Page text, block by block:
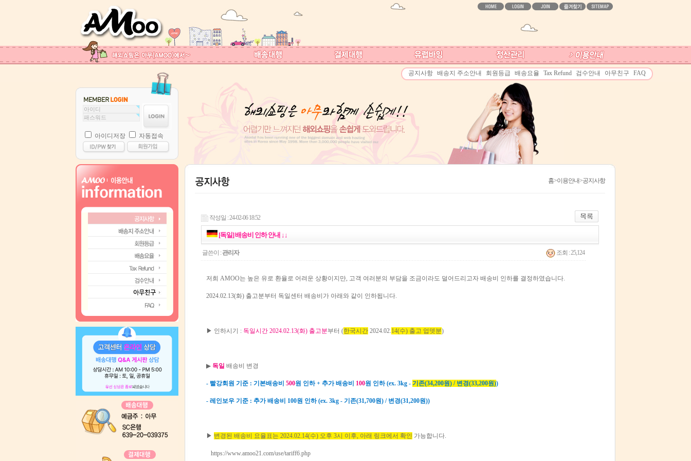
공지사항 배송지 주소안내 회원등급 배송요율 Tax Refund 검수안내 아무친구 FAQ
아이디저장 자동접속
홈>이용안내>공지사항
작성일 : 24-02-06 18:52
[독일] 배송비 인하 안내 ↓↓
글쓴이 : 관리자 조회 : 25,124
저희 AMOO는 높은 유로 환율로 어려운 상황이지만, 고객 여러분의 부담을 조금이라도 덜어드리고자 배송비 인하를 결정하였습니다.
2024.02.13(화) 출고분부터 독일센터 배송비가 아래와 같이 인하됩니다.
▶ 인하시기 : 독일시간 2024.02.13(화) 출고분부터 (한국시간 2024.02.14(수) 출고 업뎃분)
▶ 독일 배송비 변경
- 빨강회원 기준 : 기본배송비 500원 인하 + 추가 배송비 100원 인하(ex. 3kg - 기존(34,200원) / 변경(33,200원))
- 레인보우 기준 : 추가 배송비 100원 인하 (ex. 3kg - 기존(31,700원) / 변경(31,200원))
▶ 변경된 배송비 요율표는 2024.02.14(수) 오후 3시 이후, 아래 링크에서 확인 가능합니다.
https://www.amoo21.com/use/tariff6.php